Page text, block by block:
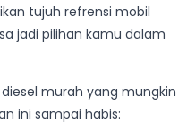
tujuh refrensi mobil
jadi pilihan kamu dalam
murah yang mungkin
ini sampai habis: